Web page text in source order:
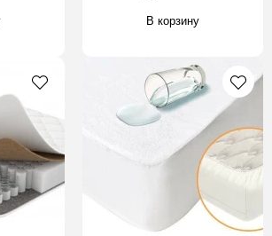
В корзину